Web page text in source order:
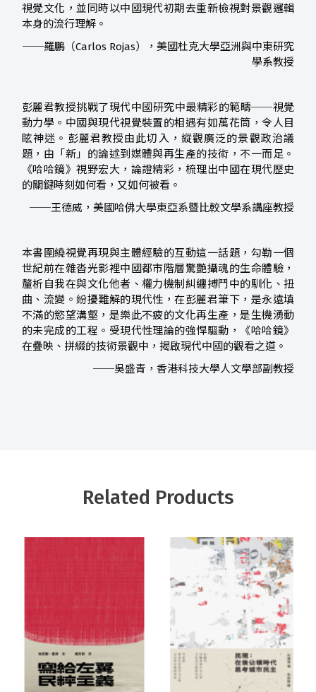
視覺文化，並同時以中國現代初期去重新檢視對景觀邏輯
本身的流行理解。
──羅鵬（Carlos Rojas），美國杜克大學亞洲與中東研究
學系教授
彭麗君教授挑戰了現代中國研究中最精彩的範疇──視覺
動力學。中國與現代視覺裝置的相遇有如萬花筒，令人目
眩神迷。彭麗君教授由此切入，縱觀廣泛的景觀政治議
題，由「新」的論述到媒體與再生產的技術，不一而足。
《哈哈鏡》視野宏大，論證精彩，梳理出中國在現代歷史
的關鍵時刻如何看，又如何被看。
──王德威，美國哈佛大學東亞系暨比較文學系講座教授
本書圍繞視覺再現與主體經驗的互動這一話題，勾勒一個
世紀前在雜沓光影裡中國都市階層驚艷攝魂的生命體驗，
釐析自我在與文化他者、權力機制糾纏搏鬥中的馴化、扭
曲、流變。紛擾難解的現代性，在彭麗君筆下，是永遠填
不滿的慾望溝壑，是樂此不疲的文化再生產，是生機湧動
的未完成的工程。受現代性理論的強悍驅動，《哈哈鏡》
在疊映、拼綴的技術景觀中，揭啟現代中國的觀看之道。
──吳盛青，香港科技大學人文學部副教授
Related Products